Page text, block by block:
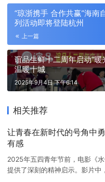
“琼浙携手 合作共赢”海南
列活动即将登陆杭州
上一篇
谊品生鲜十二周年启动“暖
温暖十城
2025年9月4日 下午6:14
相关推荐
让青春在新时代的号角中
有感
2025年五四青年节前，电影《
提供了深刻的精神启示。影片中